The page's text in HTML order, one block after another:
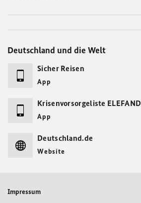
Deutschland und die Welt
Sicher Reisen
App
Krisenvorsorgeliste ELEFAND
App
Deutschland.de
Website
Impressum